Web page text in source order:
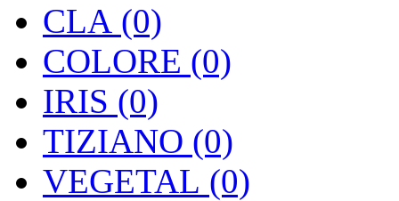
CLA (0)
COLORE (0)
IRIS (0)
TIZIANO (0)
VEGETAL (0)